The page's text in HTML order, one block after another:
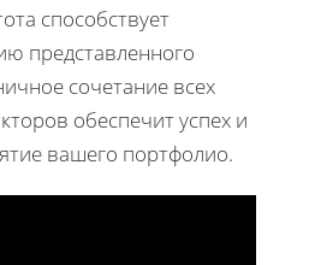
способствует
представленного
сочетание всех
обеспечит успех и
вашего портфолио.